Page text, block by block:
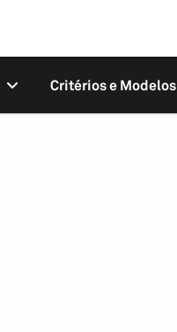
Critérios e Modelos